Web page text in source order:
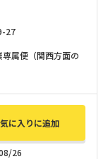
27
属便（関西方面の
に入りに追加
26